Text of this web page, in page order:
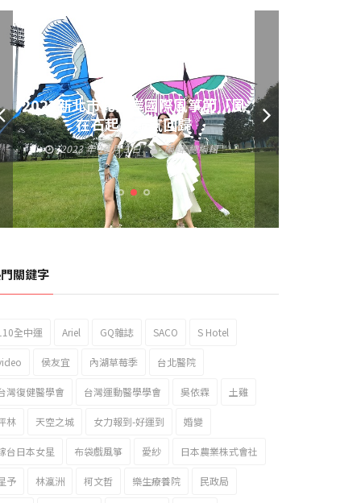
2023新北市北海岸國際風箏節「風
在石起」霸氣回歸
2023 年 10 月 3 日 編輯:總編輯
關鍵字
全中運 Ariel GQ雜誌 SACO S Hotel
侯友宜 內湖草莓季 台北醫院
灣復健醫學會 台灣運動醫學學會 吳依霖 土雞
林 天空之城 女力報到-好運到 婚變
台日本女星 布袋戲風箏 愛紗 日本農業株式會社
予 林瀛洲 柯文哲 樂生療養院 民政局